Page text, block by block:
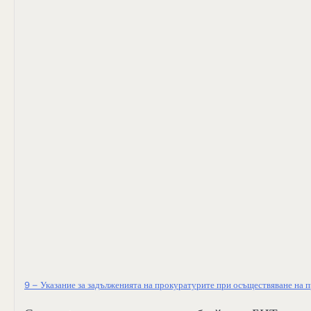
9 – Указание за задълженията на прокуратурите при осъществяване